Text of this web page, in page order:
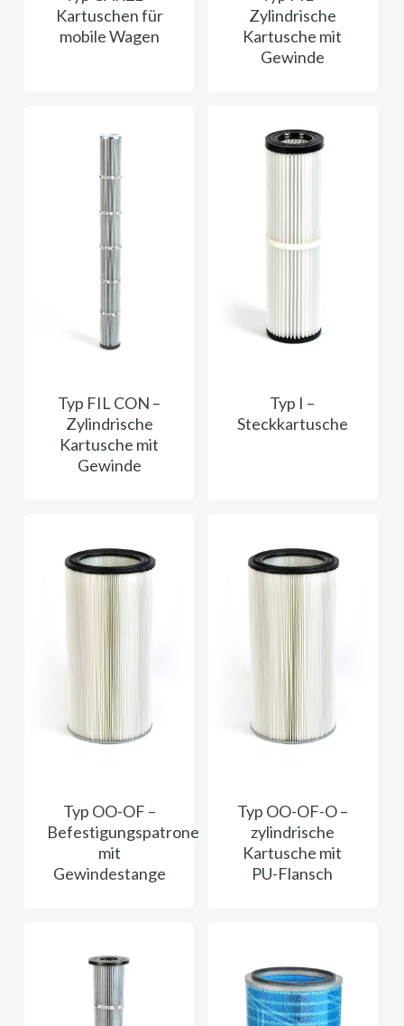
Kartuschen für
mobile Wagen
Zylindrische
Kartusche mit
Gewinde
Typ FIL CON ​​–
Zylindrische
Kartusche mit
Gewinde
Typ I –
Steckkartusche
Typ OO-OF –
Befestigungspatrone
mit
Gewindestange
Typ OO-OF-O –
zylindrische
Kartusche mit
PU-Flansch